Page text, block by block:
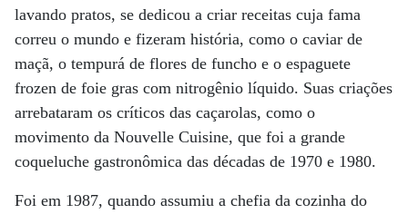
lavando pratos, se dedicou a criar receitas cuja fama
correu o mundo e fizeram história, como o caviar de
maçã, o tempurá de flores de funcho e o espaguete
frozen de foie gras com nitrogênio líquido. Suas criações
arrebataram os críticos das caçarolas, como o
movimento da Nouvelle Cuisine, que foi a grande
coqueluche gastronômica das décadas de 1970 e 1980.
Foi em 1987, quando assumiu a chefia da cozinha do